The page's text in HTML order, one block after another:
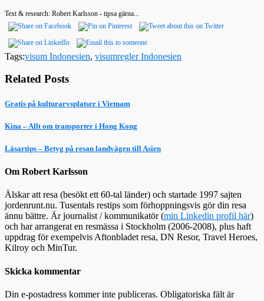
Text & research: Robert Karlsson - tipsa gärna...
Tags:visum Indonesien, visumregler Indonesien
Related Posts
Gratis på kulturarvsplatser i Vietnam
Kina – Allt om transporter i Hong Kong
Läsartips – Betyg på resan landvägen till Asien
Om Robert Karlsson
Älskar att resa (besökt ett 60-tal länder) och startade 1997 sajten
jordenrunt.nu. Tusentals restips som förhoppningsvis gör din resa
ännu bättre. Är journalist / kommunikatör (min Linkedin profil här)
och har arrangerat en resmässa i Stockholm (2006-2008), plus haft
uppdrag för exempelvis Aftonbladet resa, DN Resor, Travel Heroes,
Kilroy och MinTur.
Skicka kommentar
Din e-postadress kommer inte publiceras. Obligatoriska fält är